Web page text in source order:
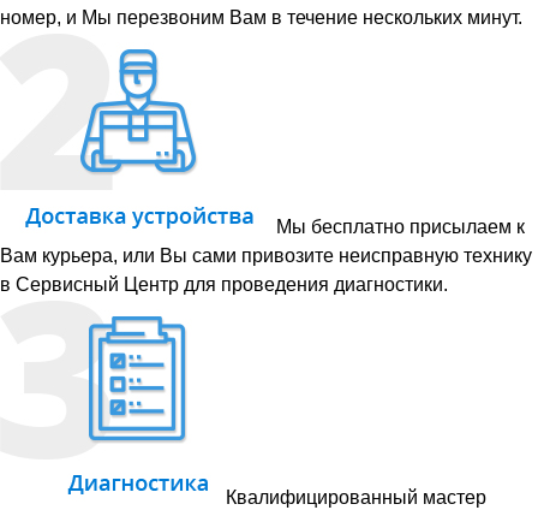
номер, и Мы перезвоним Вам в течение нескольких минут.
Мы бесплатно присылаем к
Вам курьера, или Вы сами привозите неисправную технику
в Сервисный Центр для проведения диагностики.
Квалифицированный мастер